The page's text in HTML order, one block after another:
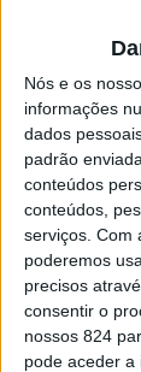
Nós e os
informações
dados
padrão
conteúdos
conteúdos,
serviços. Com
poderemos
precisos
consentir o
nossos 824
pode aceder
Nuno
Redacção - 11